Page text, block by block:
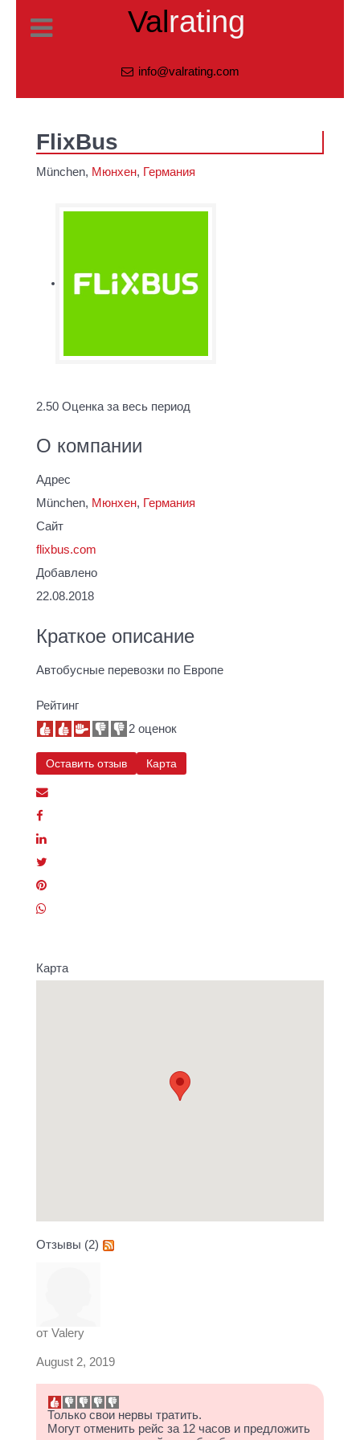
Valrating
info@valrating.com
FlixBus
München, Мюнхен, Германия
2.50 Оценка за весь период
О компании
Адрес
München, Мюнхен, Германия
Сайт
flixbus.com
Добавлено
22.08.2018
Краткое описание
Автобусные перевозки по Европе
Рейтинг
2 оценок
Оставить отзыв Карта
Карта
Отзывы (2)
от Valery
August 2, 2019
Только свои нервы тратить.
Могут отменить рейс за 12 часов и предложить